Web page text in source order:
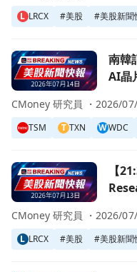
L LRCX #美股 #美股新聞
前往南韓記憶體巨頭SK
南韓
AI晶
TSM T TXN WWDC
CMoney 研究員 ・ 2026/
前往【21:31 即時新聞【
L LRCX #美股 #美股新聞
CMoney 研究員 ・ 2026/